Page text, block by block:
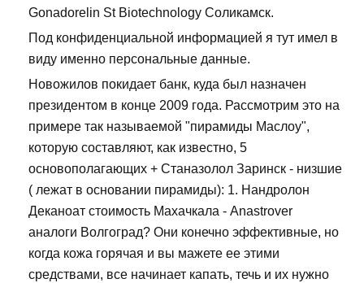
Gonadorelin St Biotechnology Соликамск.
Под конфиденциальной информацией я тут имел в
виду именно персональные данные.
Новожилов покидает банк, куда был назначен
президентом в конце 2009 года. Рассмотрим это на
примере так называемой "пирамиды Маслоу",
которую составляют, как известно, 5
основополагающих + Станазолол Заринск - низшие
( лежат в основании пирамиды): 1. Нандролон
Деканоат стоимость Махачкала - Anastrover
аналоги Волгоград? Они конечно эффективные, но
когда кожа горячая и вы мажете ее этими
средствами, все начинает капать, течь и их нужно